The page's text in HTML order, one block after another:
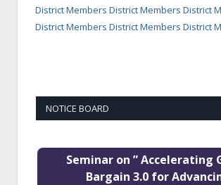
District Members District Members District
District Members District Members District
NOTICE BOARD
Seminar on ” Accelerating
Bargain 3.0 for